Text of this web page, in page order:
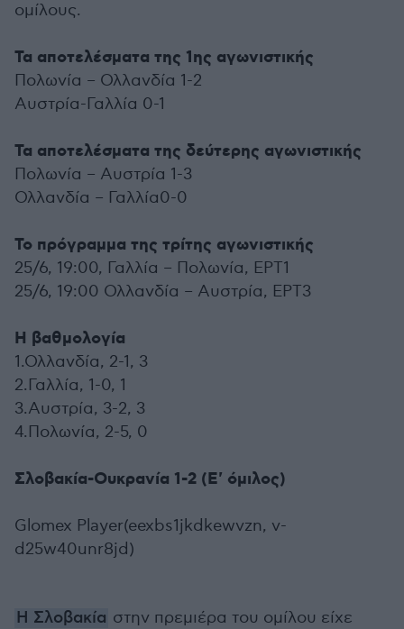
ομίλους.
Τα αποτελέσματα της 1ης αγωνιστικής
Πολωνία – Ολλανδία 1-2
Αυστρία-Γαλλία 0-1
Τα αποτελέσματα της δεύτερης αγωνιστικής
Πολωνία – Αυστρία 1-3
Ολλανδία – Γαλλία0-0
Το πρόγραμμα της τρίτης αγωνιστικής
25/6, 19:00, Γαλλία – Πολωνία, ΕΡΤ1
25/6, 19:00 Ολλανδία – Αυστρία, ΕΡΤ3
Η βαθμολογία
1.Ολλανδία, 2-1, 3
2.Γαλλία, 1-0, 1
3.Αυστρία, 3-2, 3
4.Πολωνία, 2-5, 0
Σλοβακία-Ουκρανία 1-2 (Ε' όμιλος)
Glomex Player(eexbs1jkdkewvzn, v-
d25w40unr8jd)
Η Σλοβακία στην πρεμιέρα του ομίλου είχε